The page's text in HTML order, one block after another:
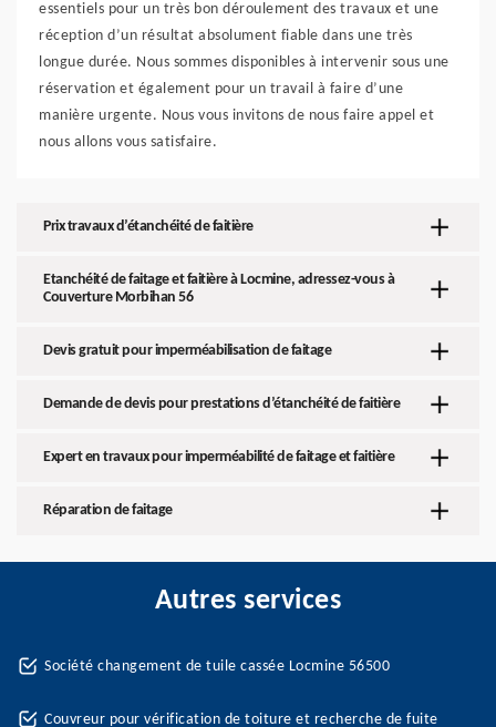
essentiels pour un très bon déroulement des travaux et une
réception d’un résultat absolument fiable dans une très
longue durée. Nous sommes disponibles à intervenir sous une
réservation et également pour un travail à faire d’une
manière urgente. Nous vous invitons de nous faire appel et
nous allons vous satisfaire.
Prix travaux d’étanchéité de faitière
Etanchéité de faitage et faitière à Locmine, adressez-vous à
Couverture Morbihan 56
Devis gratuit pour imperméabilisation de faitage
Demande de devis pour prestations d’étanchéité de faitière
Expert en travaux pour imperméabilité de faitage et faitière
Réparation de faitage
Autres services
Société changement de tuile cassée Locmine 56500
Couvreur pour vérification de toiture et recherche de fuite